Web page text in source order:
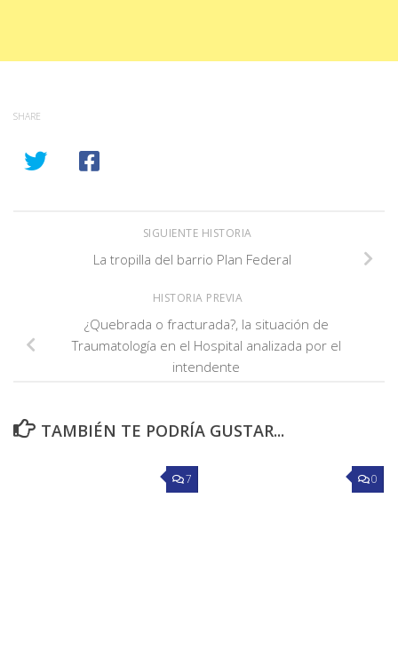
SHARE
SIGUIENTE HISTORIA
La tropilla del barrio Plan Federal
HISTORIA PREVIA
¿Quebrada o fracturada?, la situación de
Traumatología en el Hospital analizada por el
intendente
TAMBIÉN TE PODRÍA GUSTAR...
7 0